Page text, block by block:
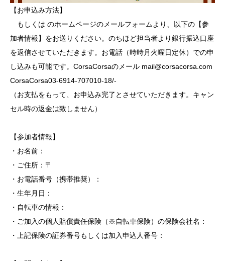
【お申込み方法】
もしくは のホームページのメールフォームより、以下の【参
加者情報】をお送りください。のちほど担当者より銀行振込口座
を返信させていただきます。お電話（時時月火曜日定休）での申
し込みも可能です。CorsaCorsaのメール mail@corsacorsa.com
CorsaCorsa03-6914-707010-18/-
（お支払をもって、お申込み完了とさせていただきます。キャン
セル時の返金は致しません）
【参加者情報】
・お名前：
・ご住所：〒
・お電話番号（携帯推奨）：
・生年月日：
・自転車の情報：
・ご加入の個人賠償責任保険（※自転車保険）の保険会社名：
・上記保険の証券番号もしくは加入申込人番号：